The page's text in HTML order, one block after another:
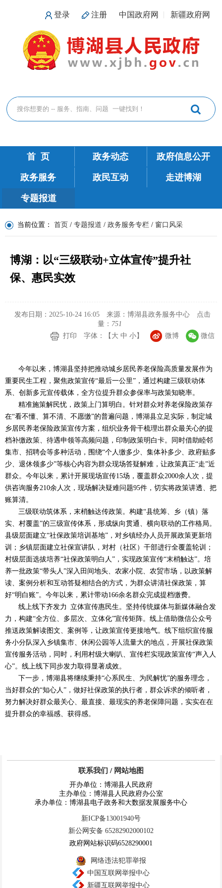
登录 注册 中国政府网 新疆政府网
首 页 政务动态 政府信息公开
政务服务 政民互动 走进博湖
专题报道
当前位置： 首页 / 专题报道 / 政务服务专栏 / 窗口风采
博湖：以“三级联动+立体宣传”提升社
保、惠民实效
发布日期：2025-10-24 16:05 来源：博湖县政务服务中心
点击
量： 751
打印
字体：【 大 中 小】 微博 微信
今年以来，博湖县坚持把推动城乡居民养老保险高质量发展作为
重要民生工程，聚焦政策宣传“最后一公里”，通过构建三级联动体
系、创新多元宣传载体，全方位提升群众参保率与政策知晓率。
精准施策解民忧，政策上门算明白。针对群众对养老保险政策存
在“看不懂、算不清、不愿缴”的普遍问题，博湖县立足实际，制定城
乡居民养老保险政策宣传方案，组织业务骨干梳理出群众最关心的提
档补缴政策、待遇申领等高频问题，印制政策明白卡。同时借助睦邻
集市、招聘会等多种活动，围绕“个人缴多少、集体补多少、政府贴多
少、退休领多少”等核心内容为群众现场答疑解难，让政策真正“走”近
群众。今年以来，累计开展现场宣传15场，覆盖群众2000余人次，提
供咨询服务210余人次，现场解决疑难问题95件，切实将政策讲透、把
账算清。
三级联动筑体系，末梢触达传政策。构建“县统筹、乡（镇）落
实、村覆盖”的三级宣传体系，形成纵向贯通、横向联动的工作格局。
县级层面建立“社保政策培训基地”，对乡镇经办人员开展政策更新培
训；乡镇层面建立社保宣讲队，对村（社区）干部进行全覆盖轮训；
村级层面选拔培养“社保政策明白人”，实现政策宣传“末梢触达”。培
养一批政策“带头人”深入田间地头、农家小院、农贸市场，以政策解
读、案例分析和互动答疑相结合的方式，为群众讲清社保政策，算
好“明白账”。今年以来，累计带动166余名群众完成提档缴费。
线上线下齐发力
立体宣传惠民生。 坚持传统媒体与新媒体融合发
力，构建“全方位、多层次、立体化”宣传矩阵。线上借助微信公众号
推送政策解读图文、案例等，让政策宣传更接地气。线下组织宣传服
务小分队深入乡镇集市、休闲公园等人流量大的地点，开展社保政策
宣传服务活动，同时，利用村级大喇叭、宣传栏实现政策宣传“声入人
心”。线上线下同步发力取得显著成效。
下一步，博湖县将继续秉持“心系民生、为民解忧”的服务理念，
当好群众的“知心人”，做好社保政策的执行者，群众诉求的倾听者，
努力解决好群众最关心、最直接、最现实的养老保障问题，实实在在
提升群众的幸福感、获得感。
联系我们 / 网站地图
开办单位：博湖县人民政府
主办单位：博湖县人民政府办公室
承办单位：博湖县电子政务和大数据发展服务中心
新ICP备13001940号
新公网安备 65282902000102
政府网站标识码6528290001
网络违法犯罪举报
中国互联网举报中心
新疆互联网举报中心